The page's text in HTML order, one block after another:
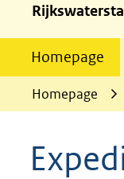
Homepage
Homepage